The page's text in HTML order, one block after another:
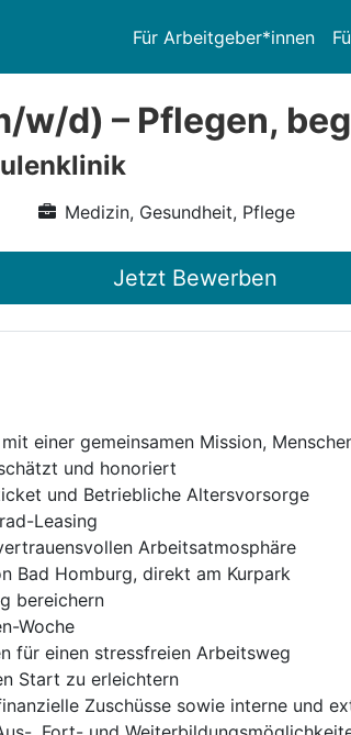
Für Arbeitgeber*innen
w/d) – Pflegen,
Medizin, Gesundheit, Pflege
Jetzt Bewerben
einer gemeinsamen Mission,
und honoriert
und Betriebliche Altersvorsorge
Leasing
Arbeitsatmosphäre
Bad Homburg, direkt am Kurpark
bereichern
Woche
für einen stressfreien Arbeitsweg
Start zu erleichtern
Zuschüsse sowie interne und